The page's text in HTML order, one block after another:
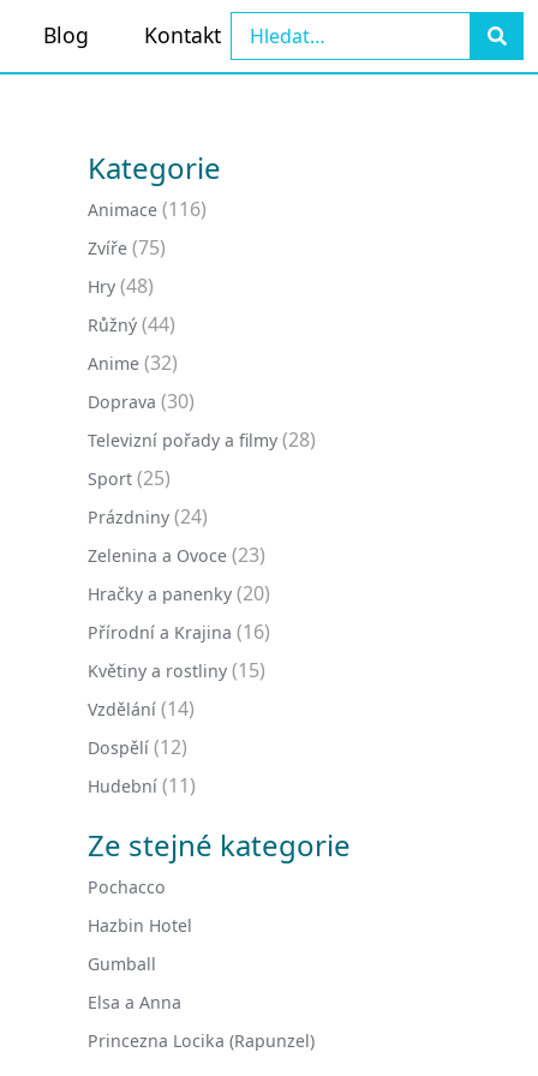
Blog Kontakt
Kategorie
Animace (116)
Zvíře (75)
Hry (48)
Růžný (44)
Anime (32)
Doprava (30)
Televizní pořady a filmy (28)
Sport (25)
Prázdniny (24)
Zelenina a Ovoce (23)
Hračky a panenky (20)
Přírodní a Krajina (16)
Květiny a rostliny (15)
Vzdělání (14)
Dospělí (12)
Hudební (11)
Ze stejné kategorie
Pochacco
Hazbin Hotel
Gumball
Elsa a Anna
Princezna Locika (Rapunzel)